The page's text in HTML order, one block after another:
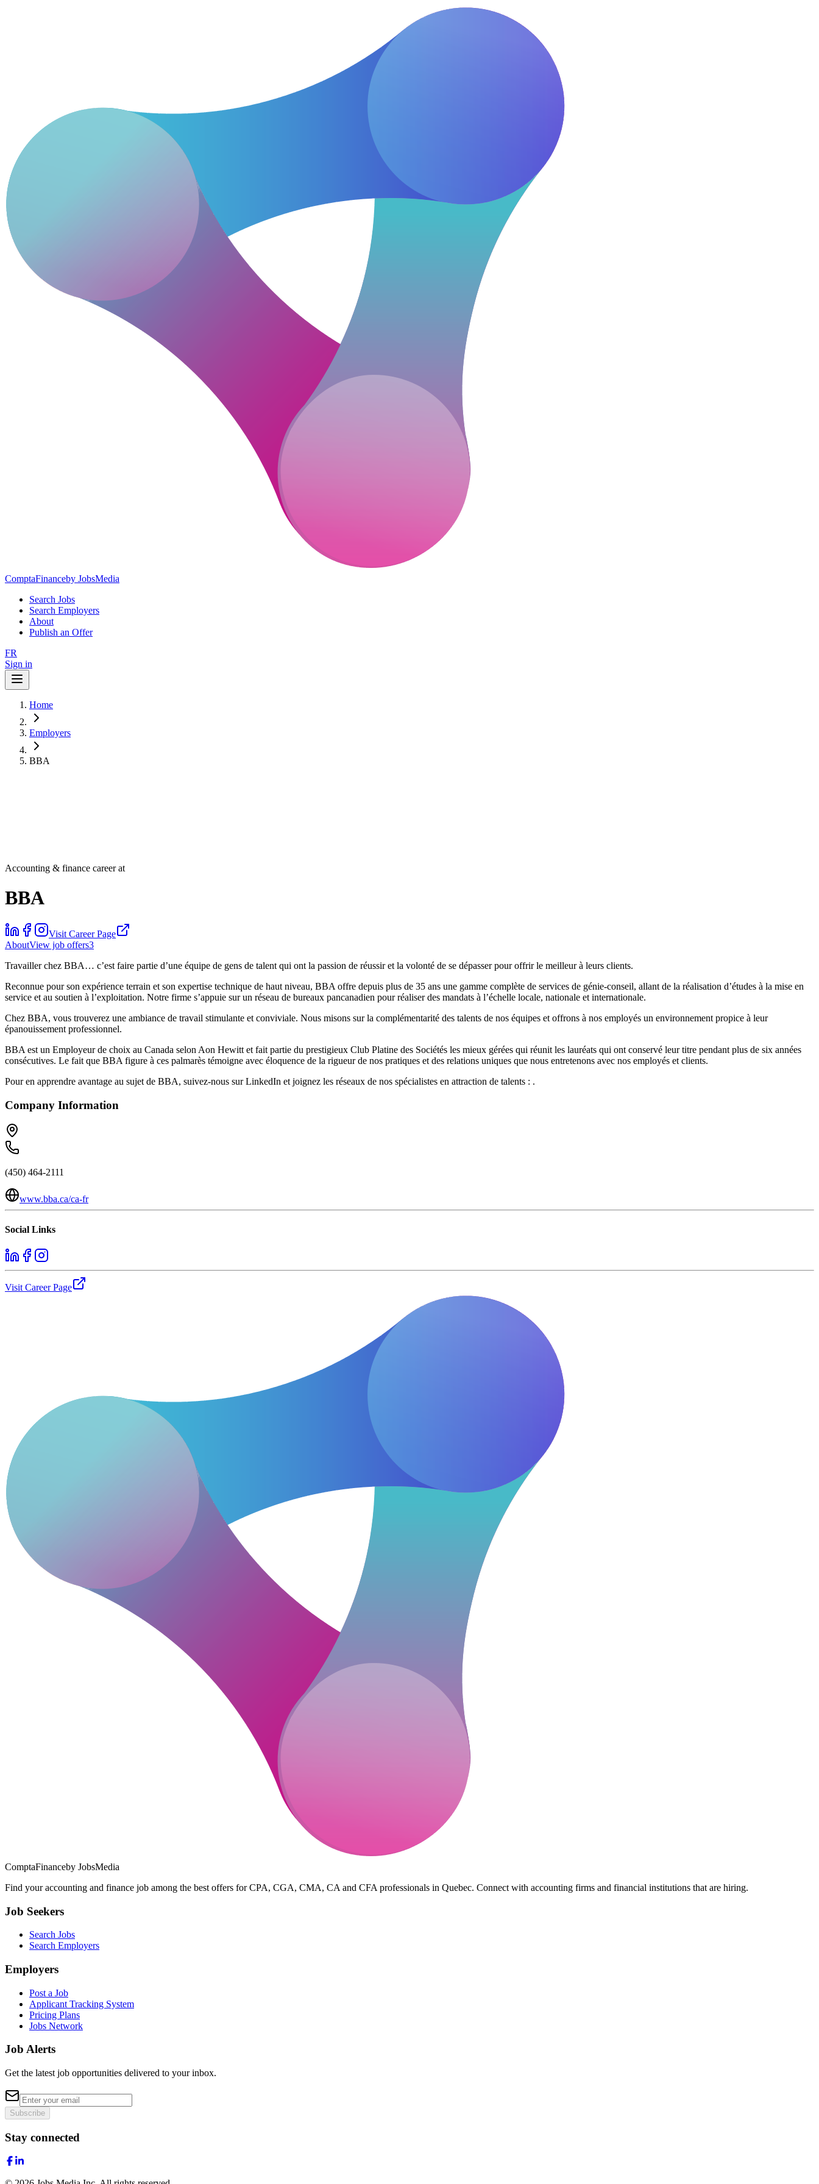
ComptaFinanceby JobsMedia
Search Jobs
Search Employers
About
Publish an Offer
FR
Sign in
Home
Employers
BBA
Accounting & finance career at
BBA
Visit Career Page
AboutView job offers3
Travailler chez BBA… c’est faire partie d’une équipe de gens de talent qui ont la passion de réussir et la volonté de se dépasser pour offrir le meilleur à leurs clients.
Reconnue pour son expérience terrain et son expertise technique de haut niveau, BBA offre depuis plus de 35 ans une gamme complète de services de génie-conseil, allant de la réalisation d’études à la mise en
service et au soutien à l’exploitation. Notre firme s’appuie sur un réseau de bureaux pancanadien pour réaliser des mandats à l’échelle locale, nationale et internationale.
Chez BBA, vous trouverez une ambiance de travail stimulante et conviviale. Nous misons sur la complémentarité des talents de nos équipes et offrons à nos employés un environnement propice à leur
épanouissement professionnel.
BBA est un Employeur de choix au Canada selon Aon Hewitt et fait partie du prestigieux Club Platine des Sociétés les mieux gérées qui réunit les lauréats qui ont conservé leur titre pendant plus de six années
consécutives. Le fait que BBA figure à ces palmarès témoigne avec éloquence de la rigueur de nos pratiques et des relations uniques que nous entretenons avec nos employés et clients.
Pour en apprendre avantage au sujet de BBA, suivez-nous sur LinkedIn et joignez les réseaux de nos spécialistes en attraction de talents : .
Company Information
(450) 464-2111
www.bba.ca/ca-fr
Social Links
Visit Career Page
ComptaFinanceby JobsMedia
Find your accounting and finance job among the best offers for CPA, CGA, CMA, CA and CFA professionals in Quebec. Connect with accounting firms and financial institutions that are hiring.
Job Seekers
Search Jobs
Search Employers
Employers
Post a Job
Applicant Tracking System
Pricing Plans
Jobs Network
Job Alerts
Get the latest job opportunities delivered to your inbox.
Subscribe
Stay connected